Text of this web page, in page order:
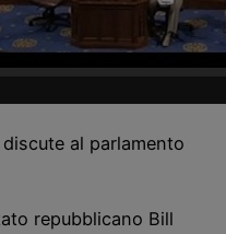
al parlamento
repubblicano Bill